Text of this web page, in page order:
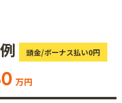
頭金/ボーナス払い0円
万円